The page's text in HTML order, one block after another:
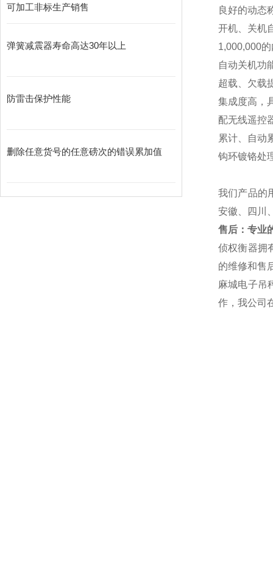
可加工非标生产销售
弹簧减震器寿命高达30年以上
防雷击保护性能
删除任意货号的任意磅次的错误累加值
良好的动态
开机、关机
1,000,000
自动关机功
超载、欠载
集成度高，
配无线遥控
累计、自动
钩环镀铬处
我们产品的
安徽、四川
售后：专业
侦权衡器拥
的维修和售
麻城电子吊
作，我公司